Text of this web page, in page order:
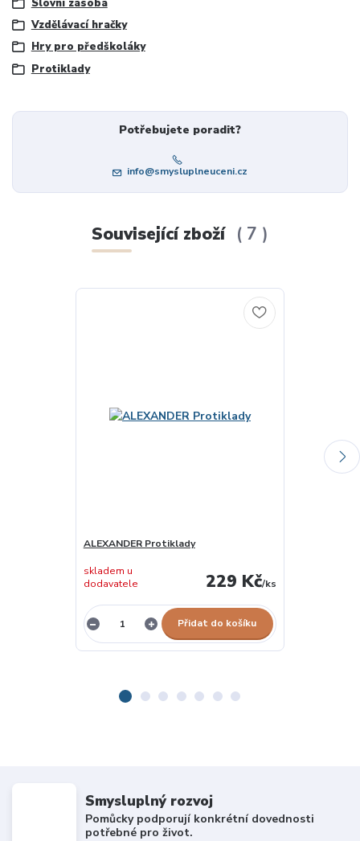
Vzdělávací hračky
Hry pro předškoláky
Protiklady
Potřebujete poradit?
info@smysluplneuceni.cz
Související zboží 7
ALEXANDER Protiklady
229 Kč/ks
skladem u
dodavatele
Přidat do košíku
Smysluplný rozvoj
Pomůcky podporují konkrétní dovednosti
potřebné pro život.